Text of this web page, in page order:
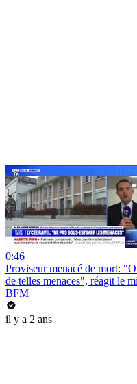
0:46
Proviseur menacé de mort:
de telles menaces", réagit le
BFM
il y a 2 ans